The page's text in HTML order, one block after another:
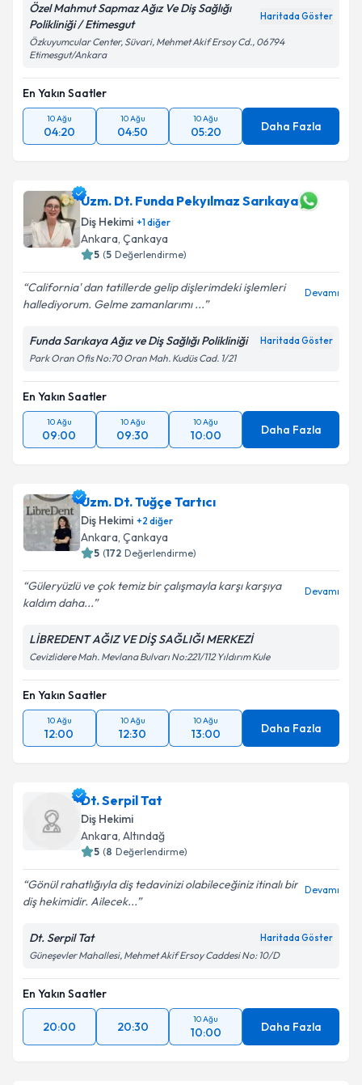
Özel Mahmut Sapmaz Ağız Ve Diş Sağlığı
Polikliniği / Etimesgut
Haritada Göster
Özkuyumcular Center, Süvari, Mehmet Akif Ersoy Cd., 06794
Etimesgut/Ankara
En Yakın Saatler
10 Ağu
04:20
10 Ağu
04:50
10 Ağu
05:20 Daha Fazla
Uzm. Dt. Funda Pekyılmaz Sarıkaya
Diş Hekimi +1diğer
Ankara, Çankaya
5 (5 Değerlendirme)
California' dan tatillerde gelip dişlerimdeki işlemleri
hallediyorum. Gelme zamanlarımı ...
Devamı
Funda Sarıkaya Ağız ve Diş Sağlığı Polikliniği Haritada Göster
Park Oran Ofis No:70 Oran Mah. Kudüs Cad. 1/21
En Yakın Saatler
10 Ağu
09:00
10 Ağu
09:30
10 Ağu
10:00 Daha Fazla
Uzm. Dt. Tuğçe Tartıcı
Diş Hekimi +2 diğer
Ankara, Çankaya
5 (172 Değerlendirme)
Güleryüzlü ve çok temiz bir çalışmayla karşı karşıya
kaldım daha...
Devamı
LİBREDENT AĞIZ VE DİŞ SAĞLIĞI MERKEZİ
Cevizlidere Mah. Mevlana Bulvarı No:221/112 Yıldırım Kule
En Yakın Saatler
10 Ağu
12:00
10 Ağu
12:30
10 Ağu
13:00 Daha Fazla
Dt. Serpil Tat
Diş Hekimi
Ankara, Altındağ
5 (8 Değerlendirme)
Gönül rahatlığıyla diş tedavinizi olabileceğiniz itinalı bir
diş hekimidir. Ailecek...
Devamı
Dt. Serpil Tat Haritada Göster
Güneşevler Mahallesi, Mehmet Akif Ersoy Caddesi No: 10/D
En Yakın Saatler
20:00 20:30
10 Ağu
10:00 Daha Fazla